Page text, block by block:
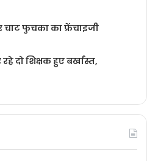
फुचका का फ्रेंचाइजी
दो शिक्षक हुए बर्खास्त,